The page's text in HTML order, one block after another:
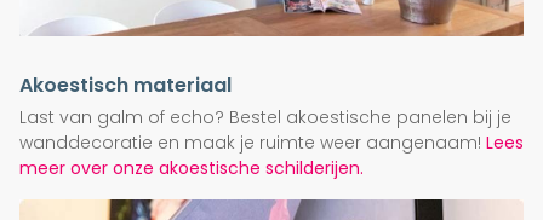
Akoestisch materiaal
Last van galm of echo? Bestel akoestische panelen bij je
wanddecoratie en maak je ruimte weer aangenaam! Lees
meer over onze akoestische schilderijen.